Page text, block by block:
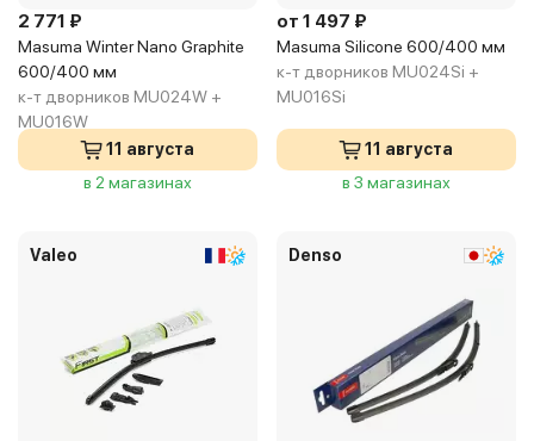
2 771 ₽
Masuma Winter Nano Graphite
600/400 мм
к-т дворников MU024W +
MU016W
11 августа
в 2 магазинах
от 1 497 ₽
Masuma Silicone 600/400 мм
к-т дворников MU024Si +
MU016Si
11 августа
в 3 магазинах
Valeo Denso